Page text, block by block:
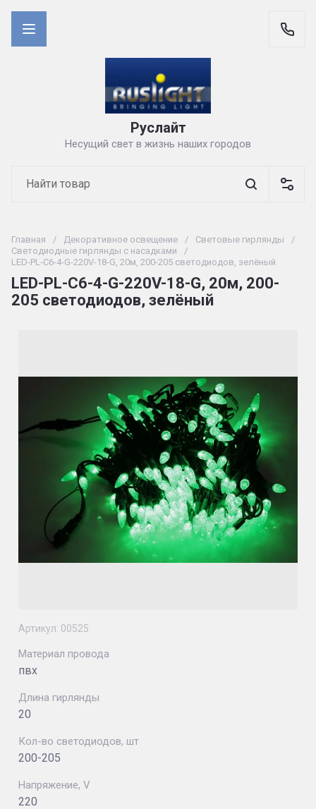
Руслайт
Несущий свет в жизнь наших городов
Главная / Декоративное освещение / Световые гирлянды
/
Светодиодные гирлянды с насадками
/
LED-PL-C6-4-G-220V-18-G, 20м, 200-205 светодиодов, зелёный
LED-PL-C6-4-G-220V-18-G, 20м, 200-
205 светодиодов, зелёный
Артикул: 00525
Материал провода
пвх
Длина гирлянды
20
Кол-во светодиодов, шт
200-205
Напряжение, V
220